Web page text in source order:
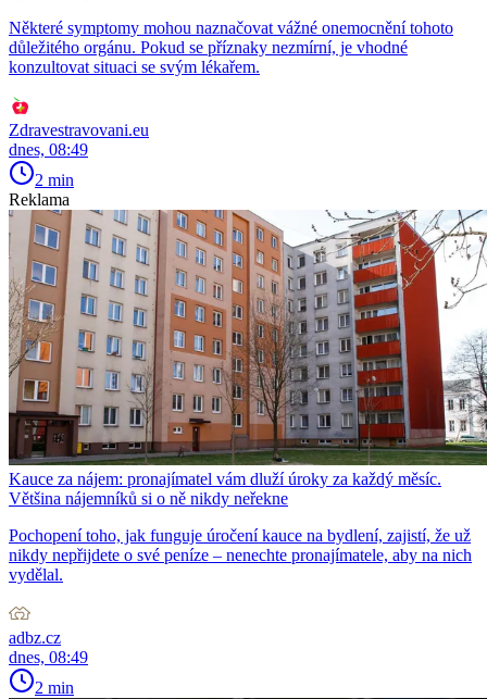
Některé symptomy mohou naznačovat vážné onemocnění tohoto
důležitého orgánu. Pokud se příznaky nezmírní, je vhodné
konzultovat situaci se svým lékařem.
Zdravestravovani.eu
dnes, 08:49
2 min
Reklama
Kauce za nájem: pronajímatel vám dluží úroky za každý měsíc.
Většina nájemníků si o ně nikdy neřekne
Pochopení toho, jak funguje úročení kauce na bydlení, zajistí, že už
nikdy nepřijdete o své peníze – nenechte pronajímatele, aby na nich
vydělal.
adbz.cz
dnes, 08:49
2 min